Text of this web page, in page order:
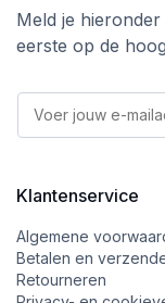
bij
onze
Meld je
eerste op de
-
i
E
m
lKlantenservice
Algemene
Betalen en
Retourneren